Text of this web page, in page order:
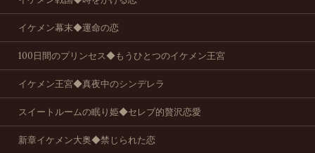
イケメン幕末◆運命の恋
100日間のプリンセス◆もうひとつのイケメン王宮
イケメン王宮◆真夜中のシンデレラ
スイートルームの眠り姫◆セレブ的贅沢恋愛
新章イケメン大奥◆禁じられた恋